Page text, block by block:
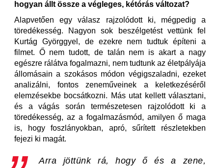
hogyan állt össze a végleges, kétórás változat?
Alapvetően egy válasz rajzolódott ki, mégpedig a
töredékesség. Nagyon sok beszélgetést vettünk fel
Kurtág Györggyel, de ezekre nem tudtuk építeni a
filmet. Ő nem tudott, de talán nem is akart a nagy
egészre rálátva fogalmazni, nem tudtunk az életpályája
állomásain a szokásos módon végigszaladni, ezeket
analizálni, fontos zeneműveinek a keletkezéséről
elemzésekbe bocsátkozni. Más utat kellett választani,
és a vágás során természetesen rajzolódott ki a
töredékesség, az a fogalmazásmód, amilyen ő maga
is, hogy foszlányokban, apró, sűrített részletekben
fejezi ki magát.
Arra jöttünk rá, hogy ő és a zene,